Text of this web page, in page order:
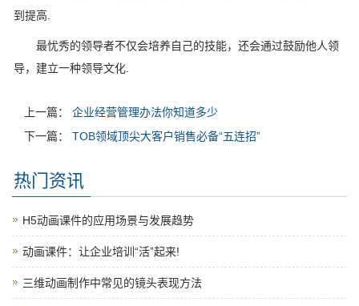
到提高.
最忧秀的领导者不仅会培养自己的技能，还会通过鼓励他人领
导，建立一种领导文化.
上一篇： 企业经营管理办法你知道多少
下一篇： TOB领域顶尖大客户销售必备“五连招”
热门资讯
H5动画课件的应用场景与发展趋势
动画课件：让企业培训“活”起来!
三维动画制作中常见的镜头表现方法